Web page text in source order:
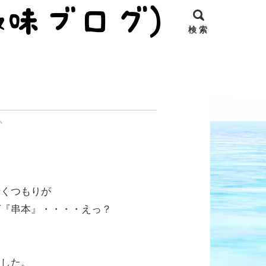
検 索
つもりが
串本』・・・・えっ？
た。